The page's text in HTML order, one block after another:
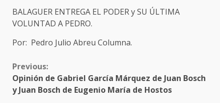
BALAGUER ENTREGA EL PODER y SU ÚLTIMA
VOLUNTAD A PEDRO.
Por: Pedro Julio Abreu Columna.
Previous:
Opinión de Gabriel García Márquez de Juan Bosch
y Juan Bosch de Eugenio María de Hostos